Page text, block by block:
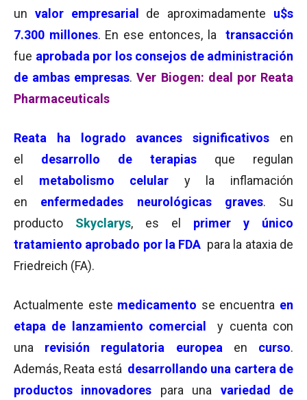
un valor empresarial de aproximadamente u$s
7.300 millones. En ese entonces, latransacción
fue aprobada por los consejos de administración
de ambas empresas. Ver Biogen: deal por Reata
Pharmaceuticals
Reata ha logrado avances significativos
en
el
desarrollo de terapias
que regulan
el
metabolismo celular
y la inflamación
en enfermedades neurológicas graves. Su
producto Skyclarys, es el primer y único
tratamiento aprobado por la FDA para la ataxia de
Friedreich (FA).
Actualmente este medicamento se encuentra en
etapa de lanzamiento comercial
y cuenta con
una revisión regulatoria europea en curso.
Además, Reata está desarrollando una cartera de
productos innovadores para una variedad de